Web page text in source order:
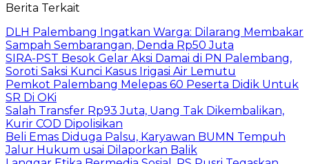
Berita Terkait
DLH Palembang Ingatkan Warga: Dilarang Membakar
Sampah Sembarangan, Denda Rp50 Juta
SIRA-PST Besok Gelar Aksi Damai di PN Palembang,
Soroti Saksi Kunci Kasus Irigasi Air Lemutu
Pemkot Palembang Melepas 60 Peserta Didik Untuk
SR Di OKi
Salah Transfer Rp93 Juta, Uang Tak Dikembalikan,
Kurir COD Dipolisikan
Beli Emas Diduga Palsu, Karyawan BUMN Tempuh
Jalur Hukum usai Dilaporkan Balik